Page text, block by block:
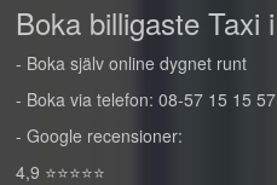
Boka billigaste Taxi
- Boka själv online dygnet runt
- Boka via telefon: 08-57 15 15 57
- Google recensioner:
4,9 ⭐⭐⭐⭐⭐